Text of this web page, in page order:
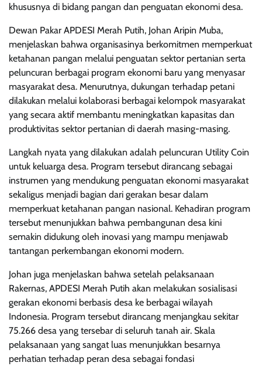
khususnya di bidang pangan dan penguatan ekonomi desa.
Dewan Pakar APDESI Merah Putih, Johan Aripin Muba,
menjelaskan bahwa organisasinya berkomitmen memperkuat
ketahanan pangan melalui penguatan sektor pertanian serta
peluncuran berbagai program ekonomi baru yang menyasar
masyarakat desa. Menurutnya, dukungan terhadap petani
dilakukan melalui kolaborasi berbagai kelompok masyarakat
yang secara aktif membantu meningkatkan kapasitas dan
produktivitas sektor pertanian di daerah masing-masing.
Langkah nyata yang dilakukan adalah peluncuran Utility Coin
untuk keluarga desa. Program tersebut dirancang sebagai
instrumen yang mendukung penguatan ekonomi masyarakat
sekaligus menjadi bagian dari gerakan besar dalam
memperkuat ketahanan pangan nasional. Kehadiran program
tersebut menunjukkan bahwa pembangunan desa kini
semakin didukung oleh inovasi yang mampu menjawab
tantangan perkembangan ekonomi modern.
Johan juga menjelaskan bahwa setelah pelaksanaan
Rakernas, APDESI Merah Putih akan melakukan sosialisasi
gerakan ekonomi berbasis desa ke berbagai wilayah
Indonesia. Program tersebut dirancang menjangkau sekitar
75.266 desa yang tersebar di seluruh tanah air. Skala
pelaksanaan yang sangat luas menunjukkan besarnya
perhatian terhadap peran desa sebagai fondasi